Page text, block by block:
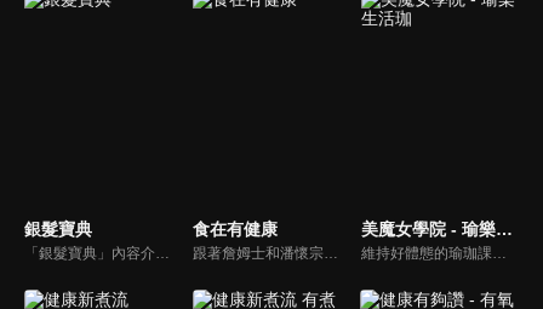
銀髮寶典
「銀髮寶典」內容介紹銀髮族相關的醫療知識，讓爺爺奶奶們能了解銀髮族常見的疾病、或是身體常遇到的問題，並邀請專業的醫師上節目解答，詳細深入且淺顯易懂的方式講述給各位爺爺奶奶們。為銀髮族的身體健康預防把關，讓爺爺奶奶能有一個樂活的退休生活。
食在有健康
跟著詹姆士和潘懷宗博士就能輕鬆學料理！只是品嚐美食之餘，身體健康也要懂得把關，每集都會傳授生活健康資訊，破除一般飲食迷思，讓大家吃得美味、活得健康！
美魔女學院 - 瑜樂生活珈
維持好體態的瑜珈課程，有著豐富的瑜珈姿勢，伸展筋骨舒緩全身疲勞，緊緻肌肉線條，不只能雕塑美美的身材也能夠讓身心靈都暢快健康，跟上我們的腳步一起踏上瑜樂生活珈，輕鬆好上手，快樂享瘦！